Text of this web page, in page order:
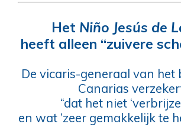
Het Niño Jesús de
heeft alleen “zuivere
De vicaris-generaal van het
Canarias
“dat het niet
en wat ’zeer gemakkelijk te